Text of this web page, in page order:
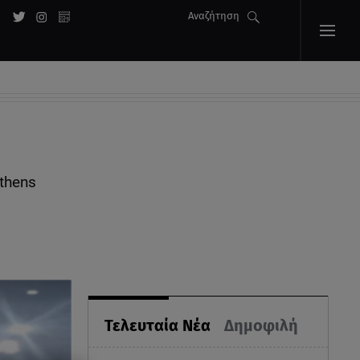
Αναζήτηση
Τελευταία Νέα Δημοφιλή